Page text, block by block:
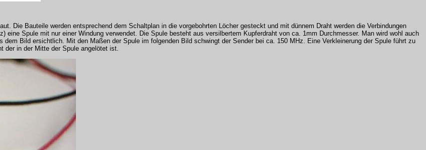
Die Bauteile werden entsprechend dem Schaltplan in die vorgebohrten Löcher gesteckt und mit dünnem Draht werden die Verbindungen
eine Spule mit nur einer Windung verwendet. Die Spule besteht aus versilbertem Kupferdraht von ca. 1mm Durchmesser. Man wird wohl auch
Bild ersichtlich. Mit den Maßen der Spule im folgenden Bild schwingt der Sender bei ca. 150 MHz. Eine Verkleinerung der Spule führt zu
der in der Mitte der Spule angelötet ist.